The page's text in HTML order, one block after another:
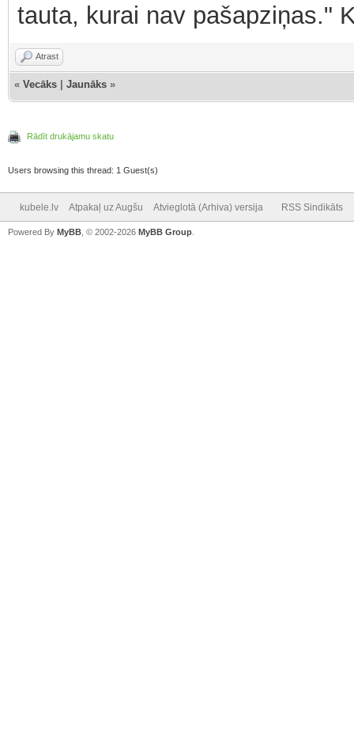
tauta, kurai nav pašapziņas."
Atrast
« Vecāks Jaunāks »
Rādīt drukājamu skatu
Users browsing this thread: 1 Guest(s)
kubele.lv Atpakaļ uz Augšu Atvieglotā (Arhiva) versija RSS Sindikāts
Powered By MyBB , © 2002-2026 MyBB Group